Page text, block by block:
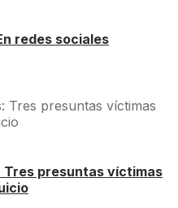
redes sociales
Tres presuntas víctimas